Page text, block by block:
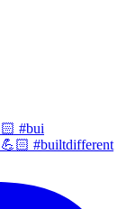
#bui